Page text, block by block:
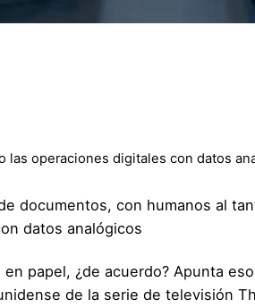
las operaciones digitales con datos
documentos, con humanos al
datos analógicos
papel, ¿de acuerdo? Apunta
de la serie de televisión